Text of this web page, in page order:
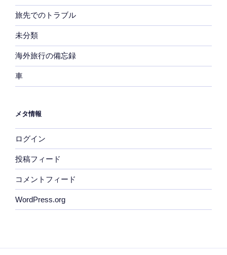
旅先でのトラブル
未分類
海外旅行の備忘録
車
メタ情報
ログイン
投稿フィード
コメントフィード
WordPress.org